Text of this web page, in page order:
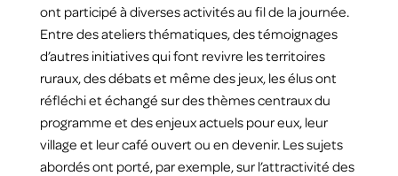
ont participé à diverses activités au fil de la journée.
Entre des ateliers thématiques, des témoignages
d’autres initiatives qui font revivre les territoires
ruraux, des débats et même des jeux, les élus ont
réfléchi et échangé sur des thèmes centraux du
programme et des enjeux actuels pour eux, leur
village et leur café ouvert ou en devenir. Les sujets
abordés ont porté, par exemple, sur l’attractivité des